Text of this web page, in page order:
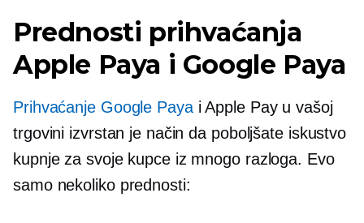
Prednosti prihvaćanja
Apple Paya i Google Paya
Prihvaćanje Google Payai Apple Pay u vašoj
trgovini izvrstan je način da poboljšate iskustvo
kupnje za svoje kupce iz mnogo razloga. Evo
samo nekoliko prednosti: